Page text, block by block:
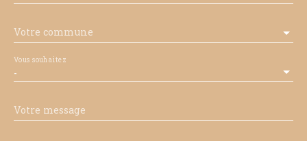
Votre commune
-
Vous souhaitez
Votre message